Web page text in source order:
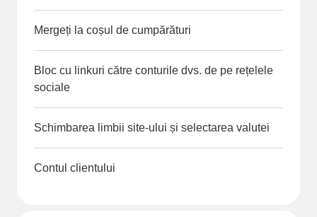
Mergeți la coșul de cumpărături
Bloc cu linkuri către conturile dvs. de pe rețelele
sociale
Schimbarea limbii site-ului și selectarea valutei
Contul clientului